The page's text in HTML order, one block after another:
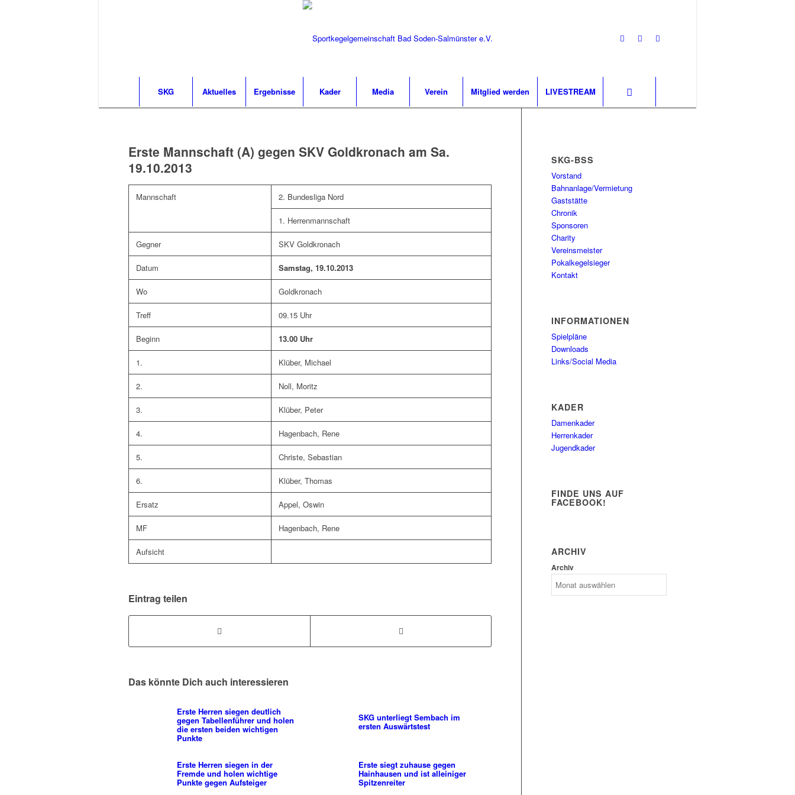
SKG Aktuelles Ergebnisse Kader Media Verein Mitglied werden LIVESTREAM
Erste Mannschaft (A) gegen SKV Goldkronach am Sa.
19.10.2013
Mannschaft 2. Bundesliga Nord
1. Herrenmannschaft
Gegner SKV Goldkronach
Datum Samstag, 19.10.2013
Wo Goldkronach
Treff 09.15 Uhr
Beginn 13.00 Uhr
1. Klüber, Michael
2. Noll, Moritz
3. Klüber, Peter
4. Hagenbach, Rene
5. Christe, Sebastian
6. Klüber, Thomas
Ersatz Appel, Oswin
MF Hagenbach, Rene
Aufsicht
Eintrag teilen
Das könnte Dich auch interessieren
Erste Herren siegen deutlich
gegen Tabellenführer und holen
die ersten beiden wichtigen
Punkte
SKG unterliegt Sembach im
ersten Auswärtstest
Erste Herren siegen in der
Fremde und holen wichtige
Punkte gegen Aufsteiger
Erste siegt zuhause gegen
Hainhausen und ist alleiniger
Spitzenreiter
SKG-BSS
Vorstand
Bahnanlage/Vermietung
Gaststätte
Chronik
Sponsoren
Charity
Vereinsmeister
Pokalkegelsieger
Kontakt
INFORMATIONEN
Spielpläne
Downloads
Links/Social Media
KADER
Damenkader
Herrenkader
Jugendkader
FINDE UNS AUF
FACEBOOK!
ARCHIV
Archiv